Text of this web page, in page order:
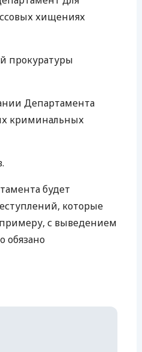
ЕЖЕМЕСЯЧНЫЙ ОБЗОР
БАНКОВСКИМ КАРТАМ
хищениях
прокуратуры
Департамента
криминальных
будет
которые
с выведением
обязано